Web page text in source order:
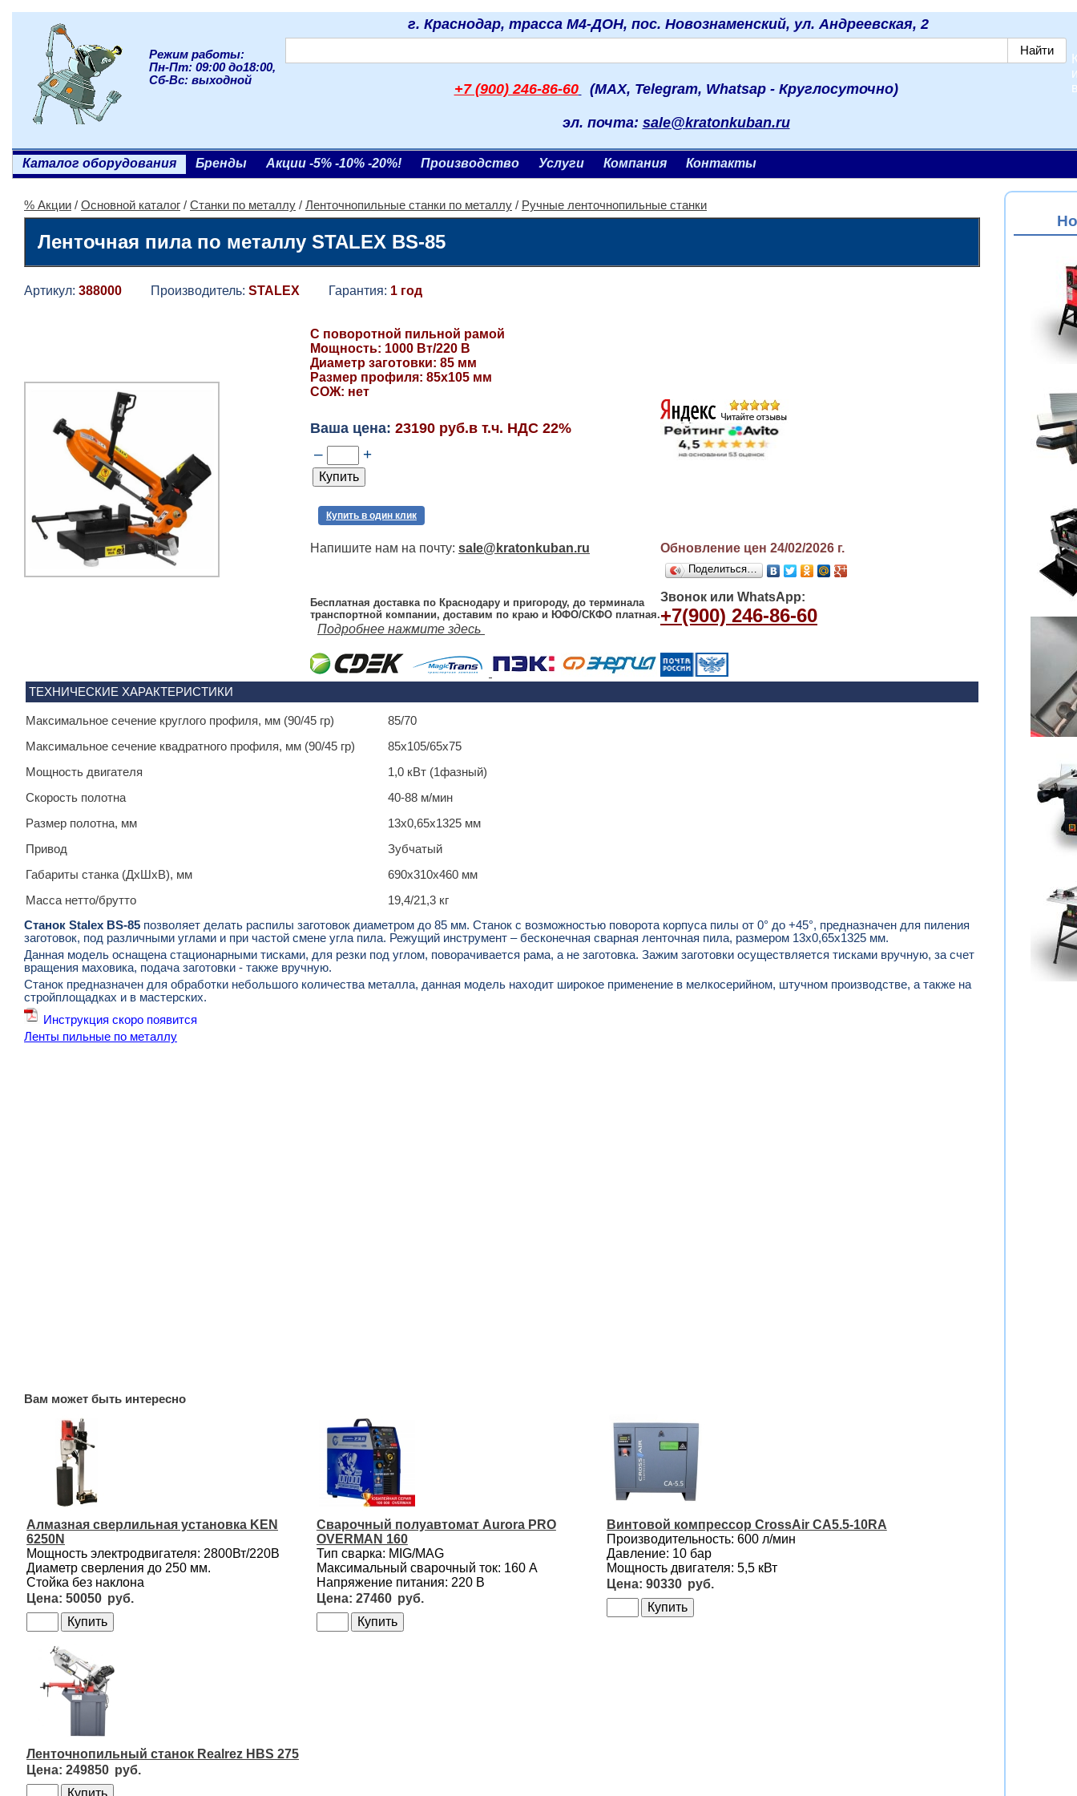
Режим работы:
Пн-Пт: 09:00 до18:00,
Сб-Вс: выходной
г. Краснодар, трасса М4-ДОН, пос. Новознаменский, ул. Андреевская, 2
+7 (900) 246-86-60 (MAX, Telegram, Whatsap - Круглосуточно)
эл. почта: sale@kratonkuban.ru
Каталог оборудования Бренды Акции -5% -10% -20%! Производство Услуги Компания Контакты
% Акции / Основной каталог / Станки по металлу / Ленточнопильные станки по металлу / Ручные ленточнопильные станки
Ленточная пила по металлу STALEX BS-85
Артикул: 388000 Производитель: STALEX Гарантия: 1 год
С поворотной пильной рамой
Мощность: 1000 Вт/220 В
Диаметр заготовки: 85 мм
Размер профиля: 85х105 мм
СОЖ: нет
Ваша цена: 23190 руб.в т.ч. НДС 22%
– +
Купить в один клик
Напишите нам на почту: sale@kratonkuban.ru Обновление цен 24/02/2026 г.
Поделиться…
Бесплатная доставка по Краснодару и пригороду, до терминала
транспортной компании, доставим по краю и ЮФО/СКФО платная.
Подробнее нажмите здесь
Звонок или WhatsApp:
+7(900) 246-86-60
ТЕХНИЧЕСКИЕ ХАРАКТЕРИСТИКИ
Максимальное сечение круглого профиля, мм (90/45 гр)
85/70
Максимальное сечение квадратного профиля, мм (90/45 гр)
85х105/65х75
Мощность двигателя
1,0 кВт (1фазный)
Скорость полотна
40-88 м/мин
Размер полотна, мм
13х0,65х1325 мм
Привод
Зубчатый
Габариты станка (ДхШхВ), мм
690х310х460 мм
Масса нетто/брутто
19,4/21,3 кг
Станок Stalex BS-85 позволяет делать распилы заготовок диаметром до 85 мм. Станок с возможностью поворота корпуса пилы от 0° до +45°, предназначен для пиления
заготовок, под различными углами и при частой смене угла пила. Режущий инструмент – бесконечная сварная ленточная пила, размером 13х0,65х1325 мм.
Данная модель оснащена стационарными тисками, для резки под углом, поворачивается рама, а не заготовка. Зажим заготовки осуществляется тисками вручную, за счет
вращения маховика, подача заготовки - также вручную.
Станок предназначен для обработки небольшого количества металла, данная модель находит широкое применение в мелкосерийном, штучном производстве, а также на
стройплощадках и в мастерских.
Инструкция скоро появится
Ленты пильные по металлу
Вам может быть интересно
Алмазная сверлильная установка KEN
6250N
Мощность электродвигателя: 2800Вт/220В
Диаметр сверления до 250 мм.
Стойка без наклона
50050
Сварочный полуавтомат Aurora PRO
OVERMAN 160
Тип сварка: MIG/MAG
Максимальный сварочный ток: 160 А
Напряжение питания: 220 В
27460
Винтовой компрессор CrossAir CA5.5-10RA
Производительность: 600 л/мин
Давление: 10 бар
Мощность двигателя: 5,5 кВт
90330
Ленточнопильный станок Realrez HBS 275
249850